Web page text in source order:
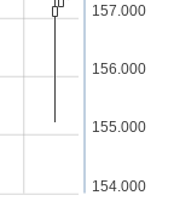
154.000
155.000
156.000
157.000